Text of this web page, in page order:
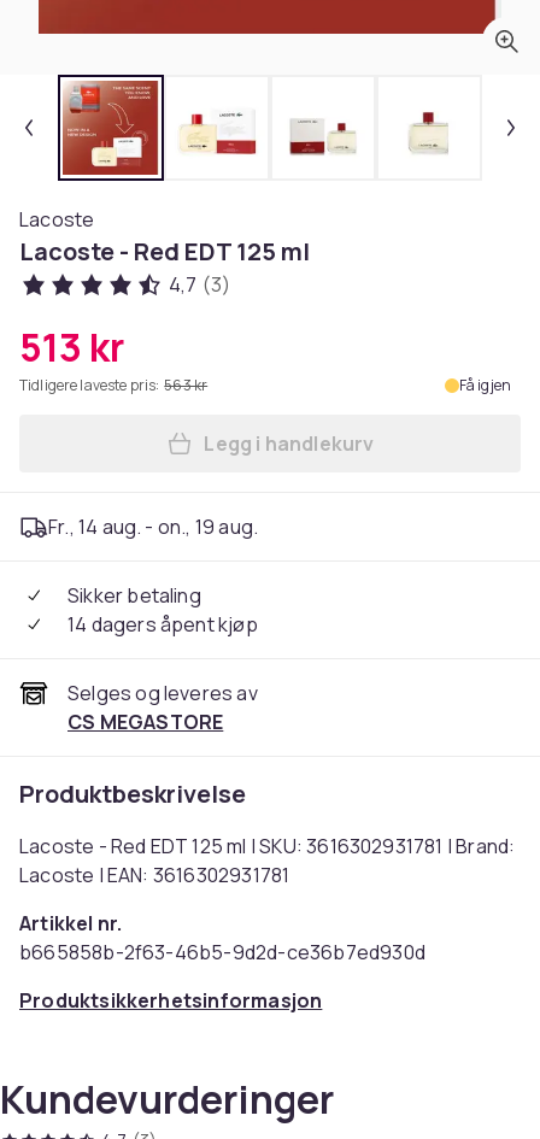
Lacoste
Lacoste - Red EDT 125 ml
4,7 (3)
513 kr
Tidligere laveste pris: 563 kr Få igjen
Legg Lacoste - Red EDT
Legg i handlekurv
Fr., 14 aug. - on., 19 aug.
Sikker betaling
14 dagers åpent kjøp
Selges og leveres av
CS MEGASTORE
Produktbeskrivelse
Lacoste - Red EDT 125 ml | SKU: 3616302931781 | Brand:
Lacoste | EAN: 3616302931781
Artikkel nr.
b665858b-2f63-46b5-9d2d-ce36b7ed930d
Produktsikkerhetsinformasjon
Kundevurderinger